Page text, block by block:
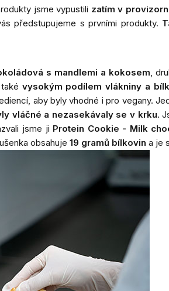
jsme vypustili zatím v
předstupujeme s prvními produkty.
s mandlemi a kokosem,
vysokým podílem vlákniny a
aby byly vhodné i pro vegany.
vláčné a nezasekávaly se v krku.
jsme ji Protein Cookie - Milk
obsahuje 19 gramů bílkovin a je